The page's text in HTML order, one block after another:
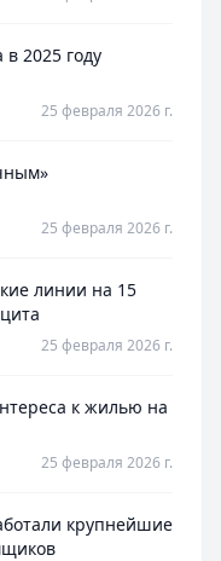
2025 году
25 февраля 2026 г.
25 февраля 2026 г.
линии на 15
25 февраля 2026 г.
к жилью на
25 февраля 2026 г.
крупнейшие